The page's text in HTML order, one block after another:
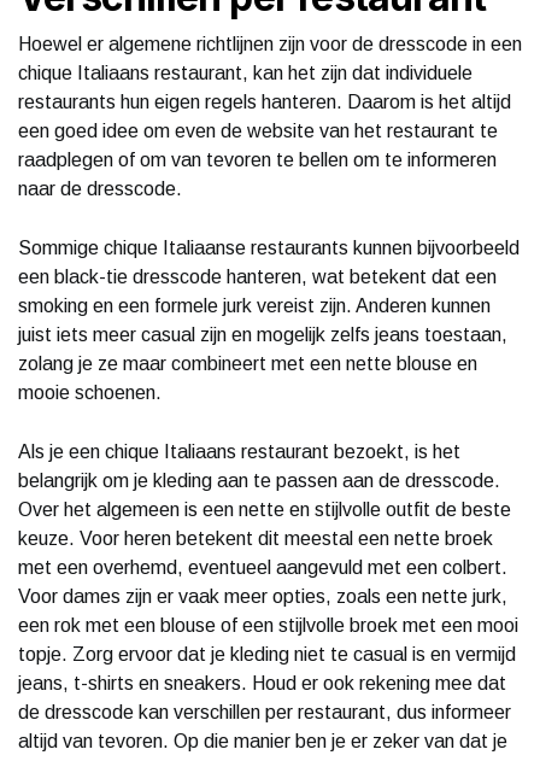
Hoewel er algemene richtlijnen zijn voor de dresscode in een
chique Italiaans restaurant, kan het zijn dat individuele
restaurants hun eigen regels hanteren. Daarom is het altijd
een goed idee om even de website van het restaurant te
raadplegen of om van tevoren te bellen om te informeren
naar de dresscode.
Sommige chique Italiaanse restaurants kunnen bijvoorbeeld
een black-tie dresscode hanteren, wat betekent dat een
smoking en een formele jurk vereist zijn. Anderen kunnen
juist iets meer casual zijn en mogelijk zelfs jeans toestaan,
zolang je ze maar combineert met een nette blouse en
mooie schoenen.
Als je een chique Italiaans restaurant bezoekt, is het
belangrijk om je kleding aan te passen aan de dresscode.
Over het algemeen is een nette en stijlvolle outfit de beste
keuze. Voor heren betekent dit meestal een nette broek
met een overhemd, eventueel aangevuld met een colbert.
Voor dames zijn er vaak meer opties, zoals een nette jurk,
een rok met een blouse of een stijlvolle broek met een mooi
topje. Zorg ervoor dat je kleding niet te casual is en vermijd
jeans, t-shirts en sneakers. Houd er ook rekening mee dat
de dresscode kan verschillen per restaurant, dus informeer
altijd van tevoren. Op die manier ben je er zeker van dat je